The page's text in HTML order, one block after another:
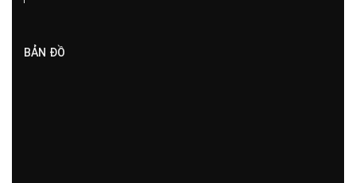
BẢN ĐỒ